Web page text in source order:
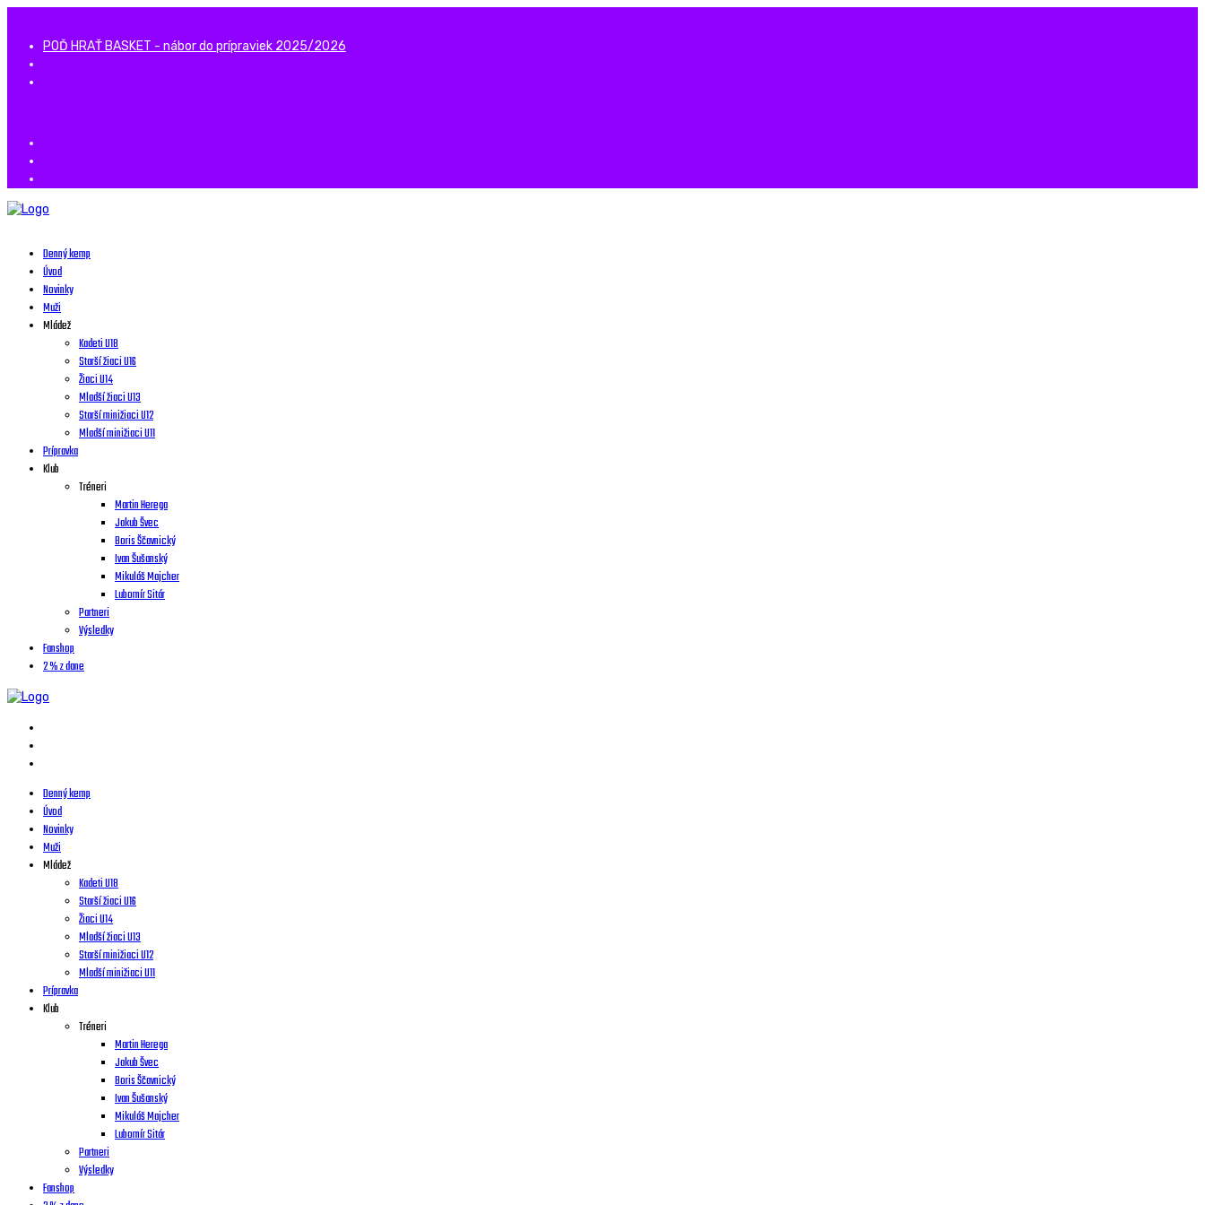
POĎ HRAŤ BASKET - nábor do prípraviek 2025/2026
Denný kemp
Úvod
Novinky
Muži
Mládež
Kadeti U18
Starší žiaci U16
Žiaci U14
Mladší žiaci U13
Starší minižiaci U12
Mladší minižiaci U11
Prípravka
Klub
Tréneri
Martin Herega
Jakub Švec
Boris Ščavnický
Ivan Šušanský
Mikuláš Majcher
Lubomír Sitár
Partneri
Výsledky
Fanshop
2 % z dane
Denný kemp
Úvod
Novinky
Muži
Mládež
Kadeti U18
Starší žiaci U16
Žiaci U14
Mladší žiaci U13
Starší minižiaci U12
Mladší minižiaci U11
Prípravka
Klub
Tréneri
Martin Herega
Jakub Švec
Boris Ščavnický
Ivan Šušanský
Mikuláš Majcher
Lubomír Sitár
Partneri
Výsledky
Fanshop